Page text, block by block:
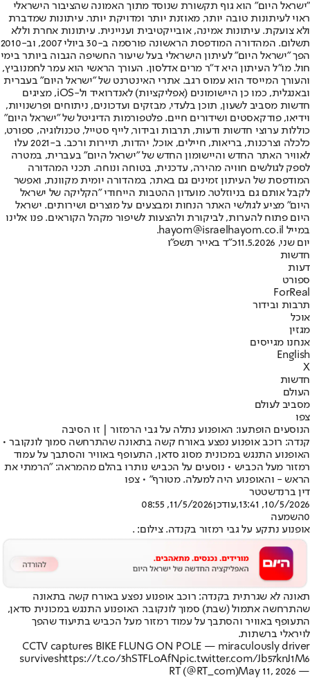
"ישראל היום" הוא גוף תקשורת שנוסד מתוך האמונה שהציבור הישראלי
ראוי לעיתונות טובה יותר, מאוזנת יותר ומדויקת יותר. עיתונות שמדברת
ולא צועקת. עיתונות אמינה, אובייקטיבית ועניינית. עיתונות אחרת וללא
תשלום. המהדורה המודפסת הראשונה פורסמה ב-30 ביולי 2007, וב-2010
הפך "ישראל היום" לעיתון הישראלי בעל שיעור החשיפה הגבוה ביותר בימי
חול. מו"ל העיתון היא ד"ר מרים אדלסון. העורך הראשי הוא עמר לחמנוביץ,
והעורך המייסד הוא עמוס רגב. אתרי האינטרנט של "ישראל היום" בעברית
ובאנגלית, כמו כן היישומונים (אפליקציות) לאנדרואיד ול-iOS, מציגים
חדשות מסביב לשעון, תוכן בלעדי, מבזקים ועדכונים, ניתוחים ופרשנויות,
וידיאו, פודקאסטים ושידורים חיים. פלטפורמות הדיגיטל של "ישראל היום"
כוללות ערוצי חדשות ודעות, תרבות ובידור, לייף סטייל, טכנולוגיה, ספורט,
כלכלה וצרכנות, בריאות, חיילים, אוכל, יהדות, תיירות ורכב. ב-2021 עלו
לאוויר האתר החדש והיישומון החדש של "ישראל היום" בעברית, במטרה
לספק לגולשים חוויה מהירה, עדכנית, בטוחה ונוחה. תכני המהדורה
המודפסת של העיתון זמינים גם באתר, במהדורה יומית מקוונת, ואפשר
לקבל אותם גם בניוזלטר. מועדון ההטבות הייחודי "הקליקה של ישראל
היום" מציע לגולשי האתר הנחות ומבצעים על מוצרים ושירותים. ישראל
היום פתוח להערות, לביקורת ולהצעות לשיפור מקהל הקוראים. פנו אלינו
במייל hayom@israelhayom.co.il.
יום שני, 11.5.2026
כ"ד באייר תשפ"ו
חדשות
דעות
ספורט
ForReal
תרבות ובידור
אוכל
מגזין
אנחנו מגייסים
English
X
חדשות
העולם
מסביב לעולם
צפו
הנוסעים הופתעו: האופנוע נתלה על גבי הרמזור | זו הסיבה
קנדה: רוכב אופנוע נפצע באורח קשה בתאונה שהתרחשה סמוך לונקובר •
האופנוע התנגש במכונית מסוג סדאן, התעופף באוויר והסתבך על עמוד
רמזור מעל הכביש • נוסעים על הכביש נותרו בהלם מהמראה: "הרמתי את
הראש - והאופנוע היה למעלה. מטורף" • צפו
דין ברנדשטטר
10/5/2026, 13:41
,עודכן11/5/2026, 08:55
0השמעה
אופנוע נתקע על גבי רמזור בקנדה. צילום: .
תאונה לא שגרתית בקנדה: רוכב אופנוע נפצע באורח קשה בתאונה
שהתרחשה אתמול (שבת) סמוך לונקובר. האופנוע התנגש במכונית סדאן,
התעופף באוויר והסתבך על עמוד רמזור מעל הכביש בתיעוד שהפך
לויראלי ברשתות.
CCTV captures BIKE FLUNG ON POLE — miraculously driver
surviveshttps://t.co/3hSTFLoAfNpic.twitter.com/Jb57knJ1M6
— RT (@RT_com)
May 11, 2026